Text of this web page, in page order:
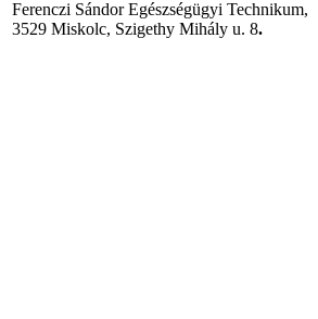
Ferenczi Sándor Egészségügyi Technikum,
3529 Miskolc, Szigethy Mihály u. 8.